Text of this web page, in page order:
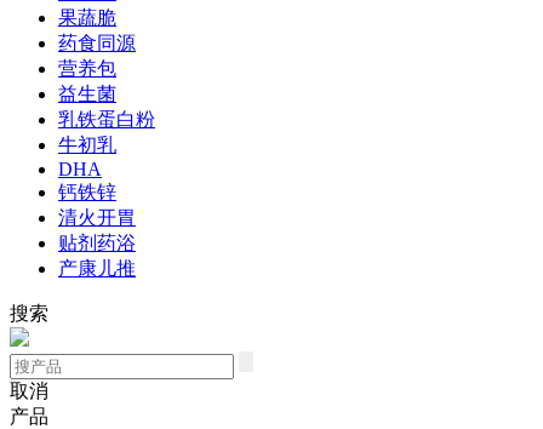
果蔬脆
药食同源
营养包
益生菌
乳铁蛋白粉
牛初乳
DHA
钙铁锌
清火开胃
贴剂药浴
产康儿推
搜索
取消
产品